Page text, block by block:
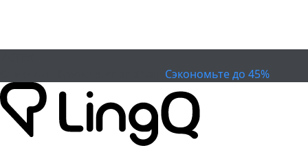
Сэкономьте до 45%